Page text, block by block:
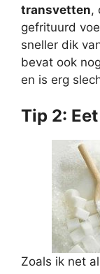
transvetten,
gefrituurd
sneller dik
bevat ook
en is erg
Tip 2:
Zoals ik net